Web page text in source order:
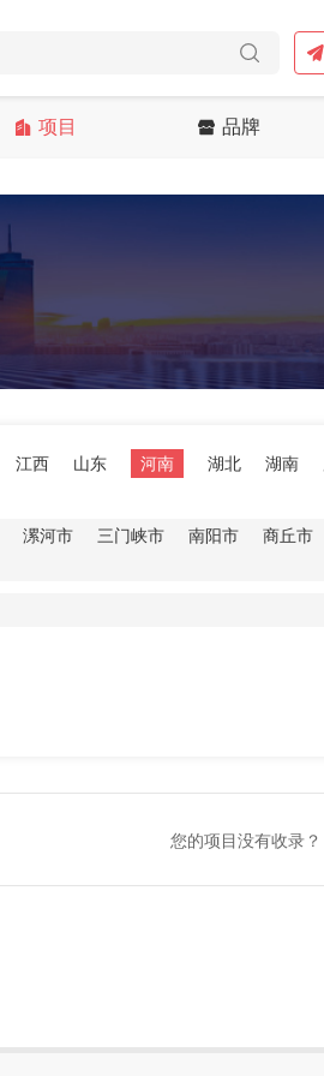
项目 品牌
江西 山东 河南 湖北 湖南
漯河市 三门峡市 南阳市 商丘市
您的项目没有收录？